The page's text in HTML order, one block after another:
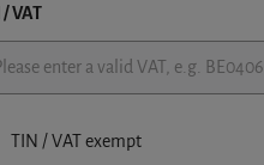
VAT
TIN / VAT exempt